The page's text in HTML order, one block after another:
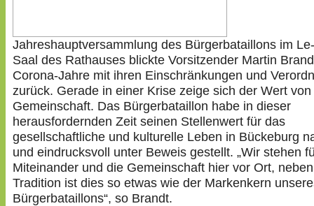
Jahreshauptversammlung des Bürgerbataillons im
Saal des Rathauses blickte Vorsitzender Martin
Corona-Jahre mit ihren Einschränkungen und
zurück. Gerade in einer Krise zeige sich der Wert von
Gemeinschaft. Das Bürgerbataillon habe in dieser
herausfordernden Zeit seinen Stellenwert für das
gesellschaftliche und kulturelle Leben in Bückeburg
und eindrucksvoll unter Beweis gestellt. „Wir stehen
Miteinander und die Gemeinschaft hier vor Ort,
Tradition ist dies so etwas wie der Markenkern
Bürgerbataillons“, so Brandt.